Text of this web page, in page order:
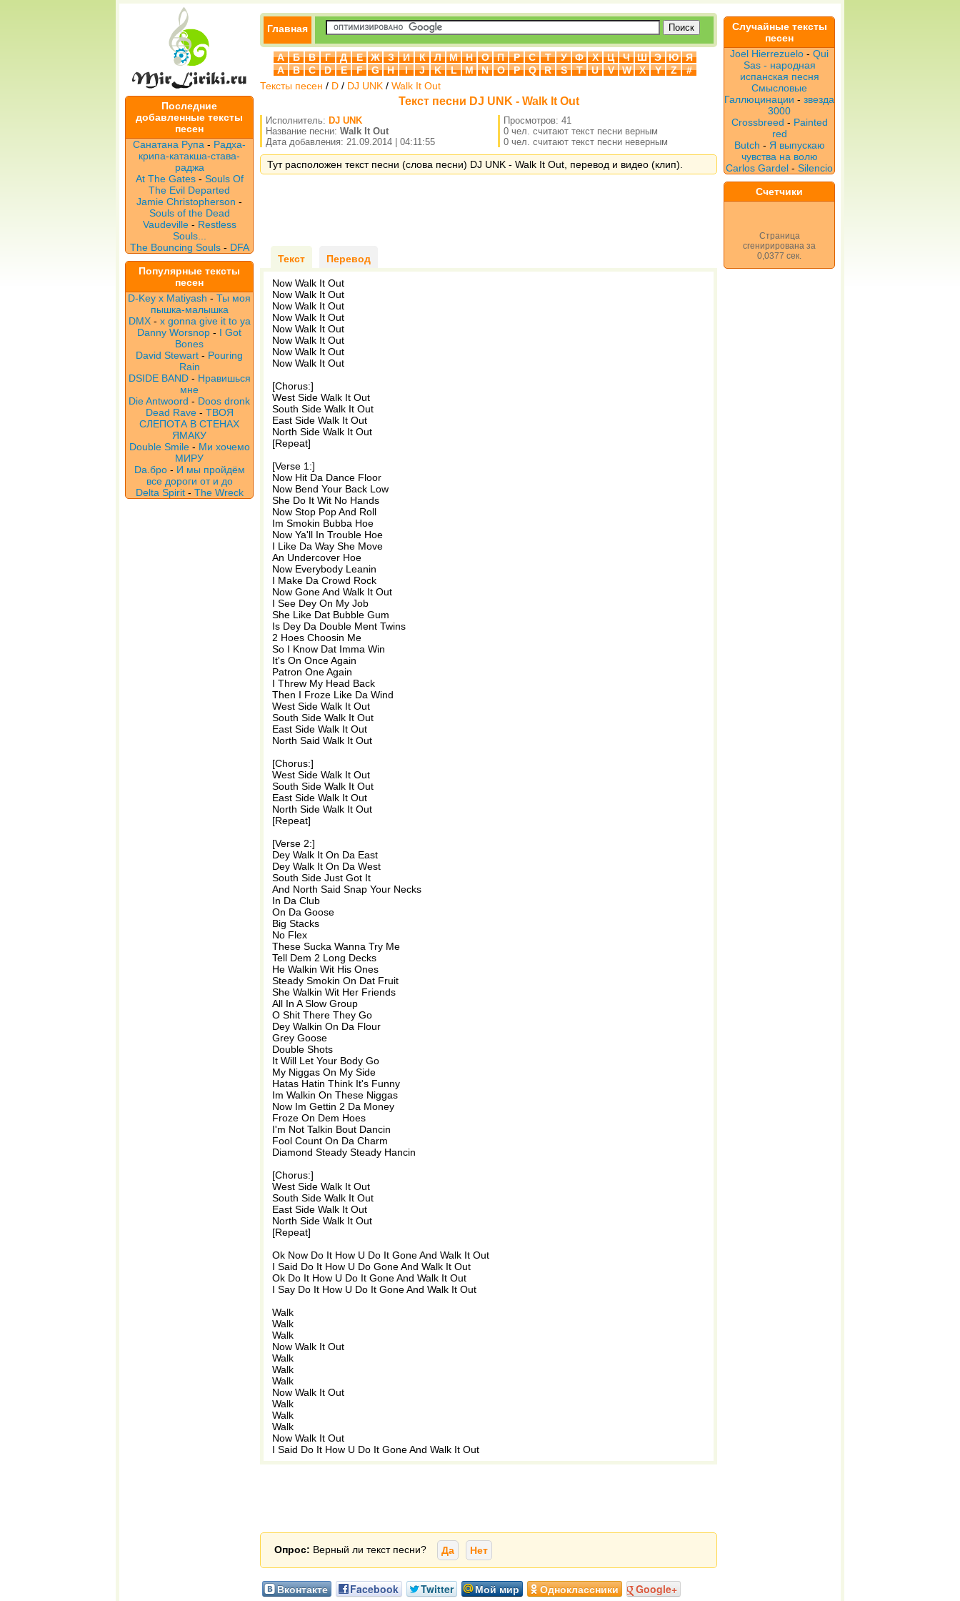
Последние
добавленные тексты
песен
Санатана Рупа - Радха-
крипа-катакша-става-
раджа
At The Gates- Souls Of
The Evil Departed
Jamie Christopherson -
Souls of the Dead
Vaudeville - Restless
Souls...
The Bouncing Souls- DFA
Популярные тексты
песен
D-Key x Matiyash - Ты моя
пышка-малышка
DMX- x gonna give it to ya
Danny Worsnop - I Got
Bones
David Stewart - Pouring
Rain
DSIDE BAND- Нравишься
мне
Die Antwoord - Doos dronk
Dead Rave- ТВОЯ
СЛЕПОТА В СТЕНАХ
ЯМАКУ
Double Smile- Ми хочемо
МИРУ
Da.бро- И мы пройдём
все дороги от и до
Delta Spirit- The Wreck
Главная
А Б В Г Д Е Ж З И К Л М Н О П Р С Т У Ф Х Ц Ч Ш Э Ю
Я
A
B C D E F G H I J K L M N O P Q R S T U V W X Y Z
#
Тексты песен / D / DJ UNK / Walk It Out
Текст песни DJ UNK - Walk It Out
Исполнитель: DJ UNK
Название песни: Walk It Out
Дата добавления: 21.09.2014 | 04:11:55
Просмотров: 41
0 чел. считают текст песни верным
0 чел. считают текст песни неверным
Тут расположен текст песни (слова песни) DJ UNK - Walk It Out, перевод и видео (клип).
Текст Перевод
Now Walk It Out
Now Walk It Out
Now Walk It Out
Now Walk It Out
Now Walk It Out
Now Walk It Out
Now Walk It Out
Now Walk It Out
[Chorus:]
West Side Walk It Out
South Side Walk It Out
East Side Walk It Out
North Side Walk It Out
[Repeat]
[Verse 1:]
Now Hit Da Dance Floor
Now Bend Your Back Low
She Do It Wit No Hands
Now Stop Pop And Roll
Im Smokin Bubba Hoe
Now Ya'll In Trouble Hoe
I Like Da Way She Move
An Undercover Hoe
Now Everybody Leanin
I Make Da Crowd Rock
Now Gone And Walk It Out
I See Dey On My Job
She Like Dat Bubble Gum
Is Dey Da Double Ment Twins
2 Hoes Choosin Me
So I Know Dat Imma Win
It's On Once Again
Patron One Again
I Threw My Head Back
Then I Froze Like Da Wind
West Side Walk It Out
South Side Walk It Out
East Side Walk It Out
North Said Walk It Out
[Chorus:]
West Side Walk It Out
South Side Walk It Out
East Side Walk It Out
North Side Walk It Out
[Repeat]
[Verse 2:]
Dey Walk It On Da East
Dey Walk It On Da West
South Side Just Got It
And North Said Snap Your Necks
In Da Club
On Da Goose
Big Stacks
No Flex
These Sucka Wanna Try Me
Tell Dem 2 Long Decks
He Walkin Wit His Ones
Steady Smokin On Dat Fruit
She Walkin Wit Her Friends
All In A Slow Group
O Shit There They Go
Dey Walkin On Da Flour
Grey Goose
Double Shots
It Will Let Your Body Go
My Niggas On My Side
Hatas Hatin Think It's Funny
Im Walkin On These Niggas
Now Im Gettin 2 Da Money
Froze On Dem Hoes
I'm Not Talkin Bout Dancin
Fool Count On Da Charm
Diamond Steady Steady Hancin
[Chorus:]
West Side Walk It Out
South Side Walk It Out
East Side Walk It Out
North Side Walk It Out
[Repeat]
Ok Now Do It How U Do It Gone And Walk It Out
I Said Do It How U Do Gone And Walk It Out
Ok Do It How U Do It Gone And Walk It Out
I Say Do It How U Do It Gone And Walk It Out
Walk
Walk
Walk
Now Walk It Out
Walk
Walk
Walk
Now Walk It Out
Walk
Walk
Walk
Now Walk It Out
I Said Do It How U Do It Gone And Walk It Out
Опрос: Верный ли текст песни? Да Нет
Вконтакте Facebook Twitter Мой мир Одноклассники Google+
Случайные тексты
песен
Joel Hierrezuelo - Qui
Sas - народная
испанская песня
Смысловые
Галлюцинации - звезда
3000
Crossbreed - Painted
red
Butch - Я выпускаю
чувства на волю
Carlos Gardel - Silencio
Счетчики
Страница
сгенирирована за
0,0377 сек.